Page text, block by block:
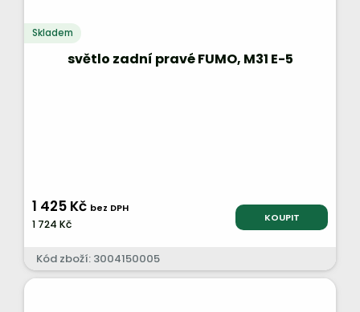
Skladem
světlo zadní pravé FUMO, M31 E-5
1 425 Kč bez DPH
1 724 Kč KOUPIT
Kód zboží: 3004150005